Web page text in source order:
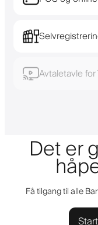
Avtaletavle for
Det er
Få tilgang til alle